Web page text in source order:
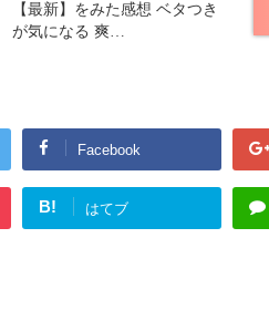
【最新】をみた感想 ベタつき
が気になる 爽…
Facebook
B! はてブ